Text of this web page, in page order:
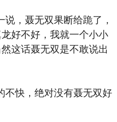
聂无双果断给跪了，
好不好，我就一个小小
这话聂无双是不敢说出
快，绝对没有聂无双好